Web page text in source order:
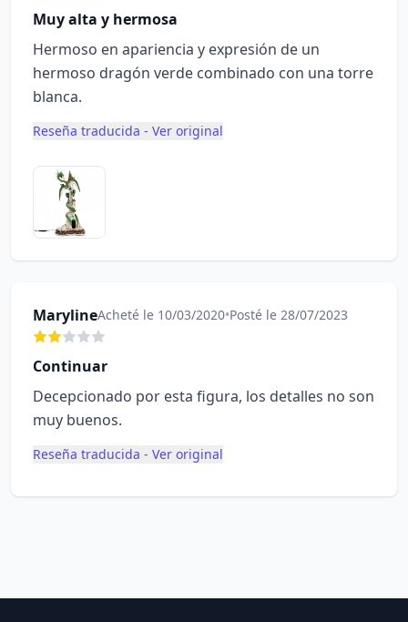
Muy alta y hermosa
Hermoso en apariencia y expresión de un
hermoso dragón verde combinado con una torre
blanca.
Reseña traducida - Ver original
MarylineAcheté le 10/03/2020•Posté le 28/07/2023
Continuar
Decepcionado por esta figura, los detalles no son
muy buenos.
Reseña traducida - Ver original